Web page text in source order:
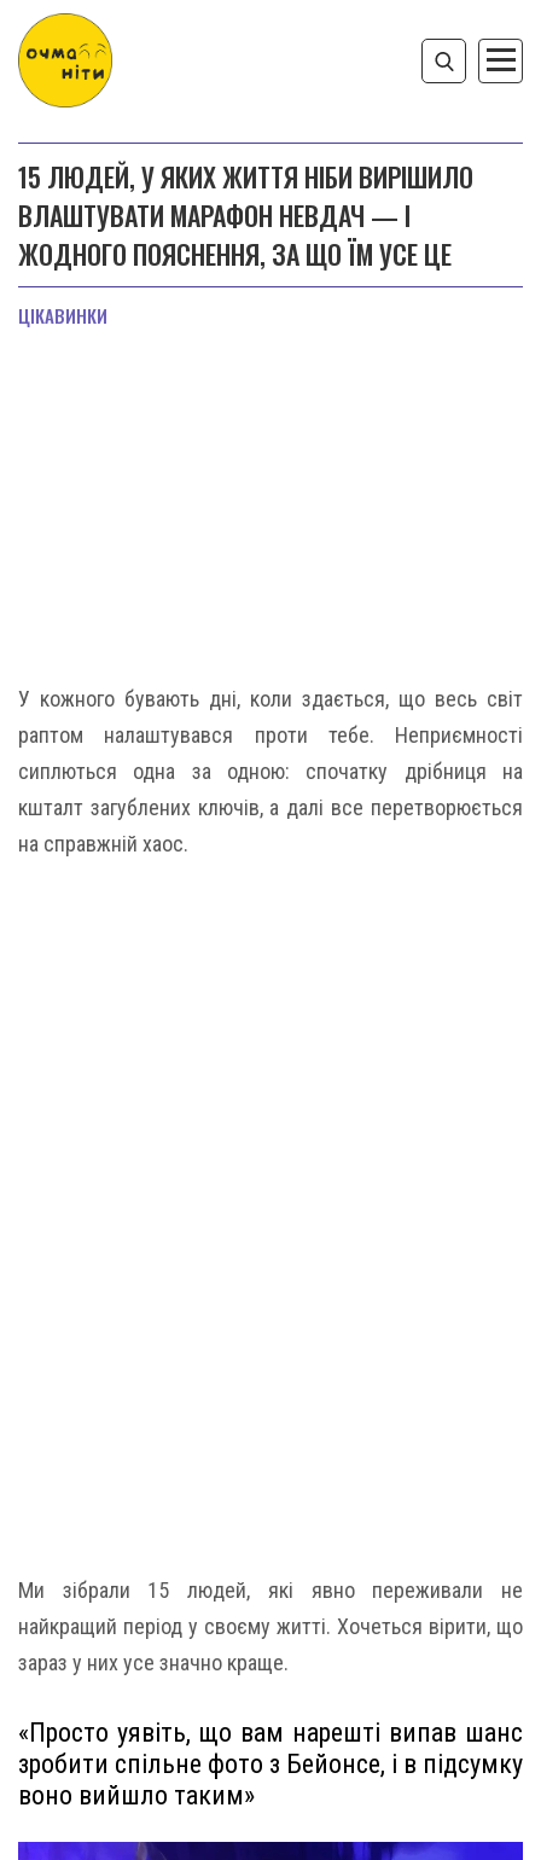
15 ЛЮДЕЙ, У ЯКИХ ЖИТТЯ НІБИ ВИРІШИЛО
ВЛАШТУВАТИ МАРАФОН НЕВДАЧ — І
ЖОДНОГО ПОЯСНЕННЯ, ЗА ЩО ЇМ УСЕ ЦЕ
ЦІКАВИНКИ
У кожного бувають дні, коли здається, що весь світ
раптом налаштувався проти тебе. Неприємності
сиплються одна за одною: спочатку дрібниця на
кшталт загублених ключів, а далі все перетворюється
на справжній хаос.
Ми зібрали 15 людей, які явно переживали не
найкращий період у своєму житті. Хочеться вірити, що
зараз у них усе значно краще.
«Просто уявіть, що вам нарешті випав шанс
зробити спільне фото з Бейонсе, і в підсумку
воно вийшло таким»